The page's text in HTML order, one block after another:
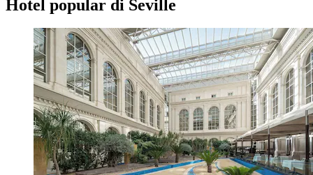
Hotel popular di Seville